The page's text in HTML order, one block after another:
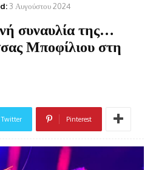
3 Αυγούστου 2024
συναυλία της…
Μποφίλιου στη
Twitter Pinterest